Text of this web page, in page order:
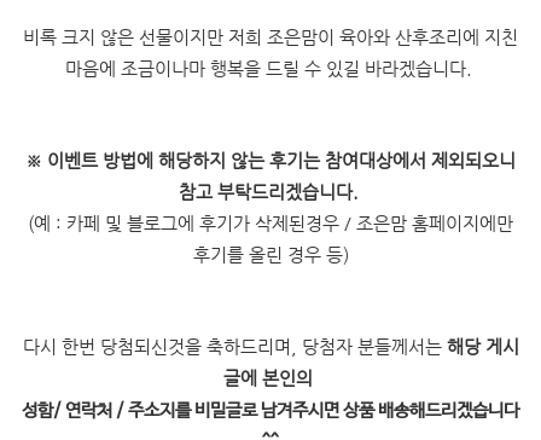
비록 크지 않은 선물이지만 저희 조은맘이 육아와 산후조리에 지친
마음에 조금이나마 행복을 드릴 수 있길 바라겠습니다.
※ 이벤트 방법에 해당하지 않는 후기는 참여대상에서 제외되오니
참고 부탁드리겠습니다.
(예 : 카페 및 블로그에 후기가 삭제된경우 / 조은맘 홈페이지에만
후기를 올린 경우 등)
다시 한번 당첨되신것을 축하드리며, 당첨자 분들께서는 해당 게시
글에 본인의
성함/ 연락처 / 주소지를 비밀글로 남겨주시면 상품 배송해드리겠습니다